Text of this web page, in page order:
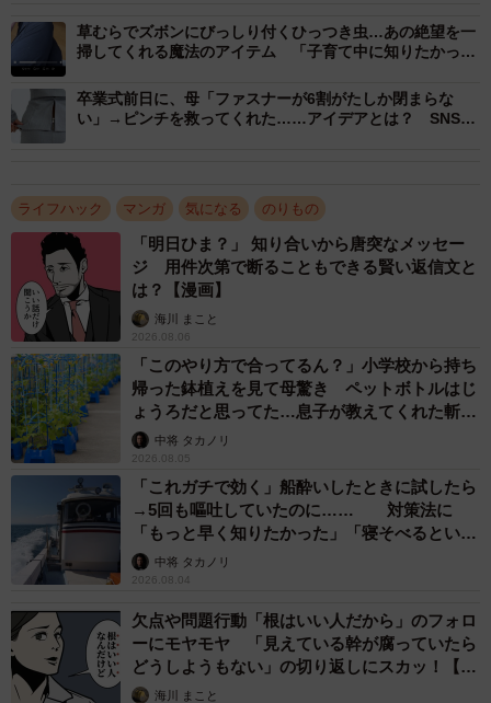
2/4
衝撃的なライフハック！（ワタベヒツジさん提供）
手をかけて、体は安定するのだろうか？
ワタベさんに話を聞いた。
3/4
このモニターのわずかなフチに…（イメージ写真）
草むらでズボンにびっしり付くひっつき虫…あの絶望を一
掃してくれる魔法のアイテム 「子育て中に知りたかっ
卒業式前日に、母「ファスナーが6割がたしか閉まらな
い」→ピンチを救ってくれた……アイデアとは？ SNSで
ライフハック マンガ 気になる のりもの
「明日ひま？」 知り合いから唐突なメッセー
ジ 用件次第で断ることもできる賢い返信文と
は？【漫画】
海川 まこと
2026.08.06
「このやり方で合ってるん？」小学校から持ち
帰った鉢植えを見て母驚き ペットボトルはじ
ょうろだと思ってた…息子が教えてくれた斬新
な水やりとは
中将 タカノリ
2026.08.05
「これガチで効く」船酔いしたときに試したら
→5回も嘔吐していたのに…… 対策法に
「もっと早く知りたかった」「寝そべるといい
らしい」
中将 タカノリ
2026.08.04
欠点や問題行動「根はいい人だから」のフォロ
ーにモヤモヤ 「見えている幹が腐っていたら
どうしようもない」の切り返しにスカッ！【漫
画】海川 まこと